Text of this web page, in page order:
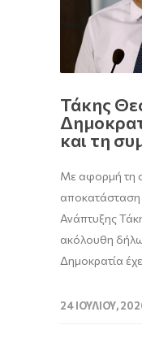
Τάκης
και τη
Με αφορμή τη
αποκατάσταση
Ανάπτυξης
ακόλουθη
Δημοκρατία
24 ΙΟΥΛΊΟΥ,